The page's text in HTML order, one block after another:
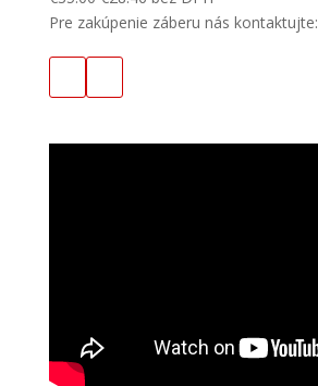
Pre zakúpenie záberu nás kontaktujte: